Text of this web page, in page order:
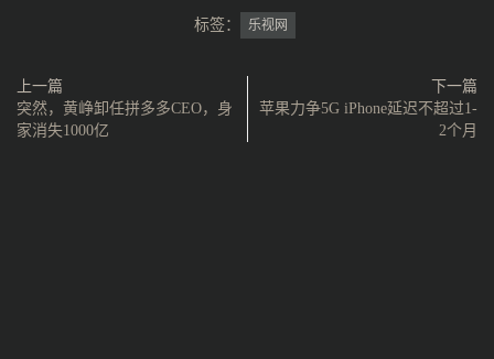
标签： 乐视网
上一篇
突然，黄峥卸任拼多多CEO，身
家消失1000亿
下一篇
苹果力争5G iPhone延迟不超过1-
2个月